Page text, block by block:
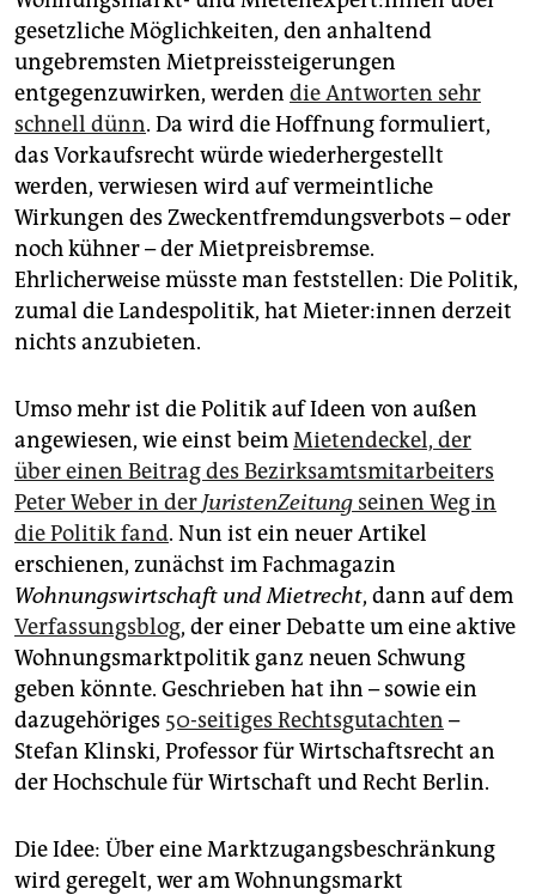
genossenschaft
epaper login
gesetzliche Möglichkeiten, den anhaltend
ungebremsten Mietpreissteigerungen
entgegenzuwirken, werden die Antworten sehr
schnell dünn. Da wird die Hoffnung formuliert,
das Vorkaufsrecht würde wiederhergestellt
werden, verwiesen wird auf vermeintliche
Wirkungen des Zweckentfremdungsverbots – oder
noch kühner – der Mietpreisbremse.
Ehrlicherweise müsste man feststellen: Die Politik,
zumal die Landespolitik, hat Mie­te­r:in­nen derzeit
nichts anzubieten.
Umso mehr ist die Politik auf Ideen von außen
angewiesen, wie einst beimMietendeckel, der
über einen Beitrag des Bezirksamtsmitarbeiters
Peter Weber in der JuristenZeitung seinen Weg in
die Politik fand. Nun ist ein neuer Artikel
erschienen, zunächst im Fachmagazin
Wohnungswirtschaft und Mietrecht, dann auf dem
Verfassungsblog, der einer Debatte um eine aktive
Wohnungsmarktpolitik ganz neuen Schwung
geben könnte. Geschrieben hat ihn – sowie ein
dazugehöriges 50-seitiges Rechtsgutachten –
Stefan Klinski, Professor für Wirtschaftsrecht an
der Hochschule für Wirtschaft und Recht Berlin.
Die Idee: Über eine Marktzugangsbeschränkung
wird geregelt, wer am Wohnungsmarkt